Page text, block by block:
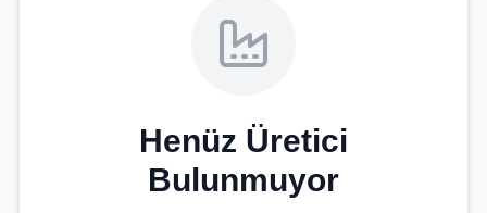
Henüz Üretici
Bulunmuyor